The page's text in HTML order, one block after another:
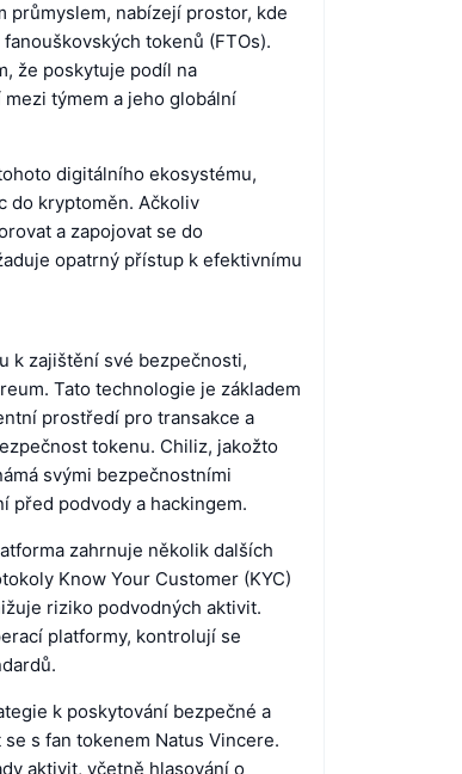
nabízejí prostor, kde
tokenů (FTOs).
že poskytuje podíl na
týmem a jeho globální
digitálního ekosystému,
do kryptoměn. Ačkoliv
a zapojovat se do
opatrný přístup k efektivnímu
k zajištění své bezpečnosti,
Tato technologie je základem
prostředí pro transakce a
tokenu. Chiliz, jakožto
svými bezpečnostními
před podvody a hackingem.
zahrnuje několik dalších
Know Your Customer (KYC)
riziko podvodných aktivit.
platformy, kontrolují se
k poskytování bezpečné a
s fan tokenem Natus Vincere.
aktivit, včetně hlasování o